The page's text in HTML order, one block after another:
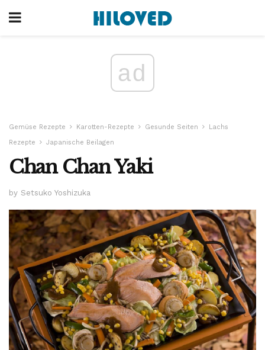
ad
Gemüse Rezepte Karotten-Rezepte Gesunde Seiten
Lachs
Rezepte
Japanische Beilagen
Chan Chan Yaki
by Setsuko Yoshizuka